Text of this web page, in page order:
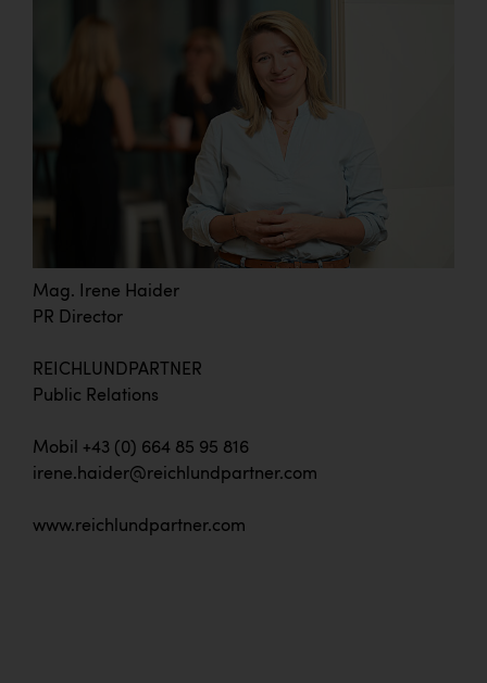
Mag. Irene Haider
PR Director
REICHLUNDPARTNER
Public Relations
Mobil +43 (0) 664 85 95 816
irene.haider@reichlundpartner.com
www.reichlundpartner.com